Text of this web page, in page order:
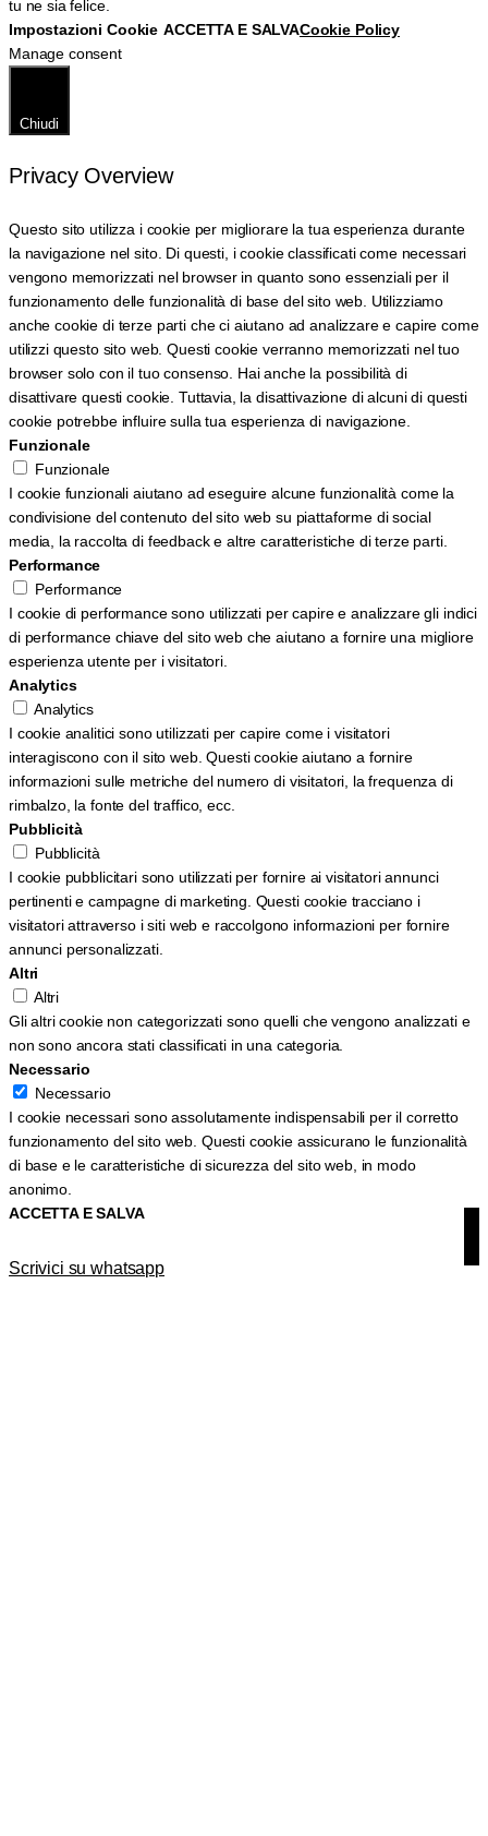
tu ne sia felice.
Impostazioni Cookie ACCETTA E SALVACookie Policy
Manage consent
Chiudi
Privacy Overview
Questo sito utilizza i cookie per migliorare la tua esperienza durante
la navigazione nel sito. Di questi, i cookie classificati come necessari
vengono memorizzati nel browser in quanto sono essenziali per il
funzionamento delle funzionalità di base del sito web. Utilizziamo
anche cookie di terze parti che ci aiutano ad analizzare e capire come
utilizzi questo sito web. Questi cookie verranno memorizzati nel tuo
browser solo con il tuo consenso. Hai anche la possibilità di
disattivare questi cookie. Tuttavia, la disattivazione di alcuni di questi
cookie potrebbe influire sulla tua esperienza di navigazione.
Funzionale
Funzionale
I cookie funzionali aiutano ad eseguire alcune funzionalità come la
condivisione del contenuto del sito web su piattaforme di social
media, la raccolta di feedback e altre caratteristiche di terze parti.
Performance
Performance
I cookie di performance sono utilizzati per capire e analizzare gli indici
di performance chiave del sito web che aiutano a fornire una migliore
esperienza utente per i visitatori.
Analytics
Analytics
I cookie analitici sono utilizzati per capire come i visitatori
interagiscono con il sito web. Questi cookie aiutano a fornire
informazioni sulle metriche del numero di visitatori, la frequenza di
rimbalzo, la fonte del traffico, ecc.
Pubblicità
Pubblicità
I cookie pubblicitari sono utilizzati per fornire ai visitatori annunci
pertinenti e campagne di marketing. Questi cookie tracciano i
visitatori attraverso i siti web e raccolgono informazioni per fornire
annunci personalizzati.
Altri
Altri
Gli altri cookie non categorizzati sono quelli che vengono analizzati e
non sono ancora stati classificati in una categoria.
Necessario
Necessario
I cookie necessari sono assolutamente indispensabili per il corretto
funzionamento del sito web. Questi cookie assicurano le funzionalità
di base e le caratteristiche di sicurezza del sito web, in modo
anonimo.
ACCETTA E SALVA
Scrivici su whatsapp